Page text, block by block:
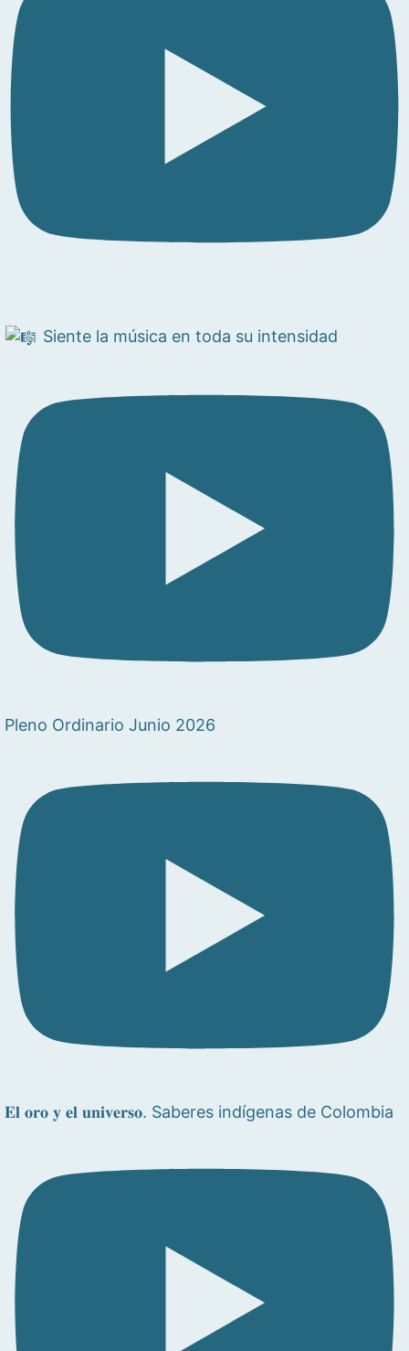
Siente la música en toda su intensidad
Pleno Ordinario Junio 2026
𝐄𝐥 𝐨𝐫𝐨 𝐲 𝐞𝐥 𝐮𝐧𝐢𝐯𝐞𝐫𝐬𝐨. Saberes indígenas de Colombia